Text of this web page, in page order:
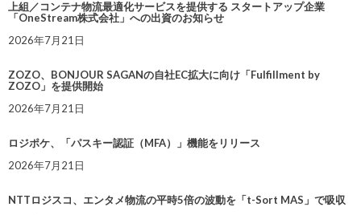
上組／コンテナ物流最適化サービスを提供する スタートアップ企業
「OneStream株式会社」への出資のお知らせ
2026年7月21日
ZOZO、BONJOUR SAGANの自社EC拡大に向け「Fulfillment by
ZOZO」を提供開始
2026年7月21日
ロジポケ、「パスキー認証（MFA）」機能をリリース
2026年7月21日
NTTロジスコ、エンタメ物流の平時5倍の波動を「t-Sort MAS」で吸収